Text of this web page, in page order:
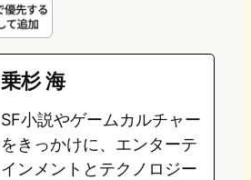
s
t
o
d
o
u
e
s
k
y
e
o
o
e
a
乗杉 海
SF小説やゲームカルチャー
をきっかけに、エンターテ
インメントとテクノロジー